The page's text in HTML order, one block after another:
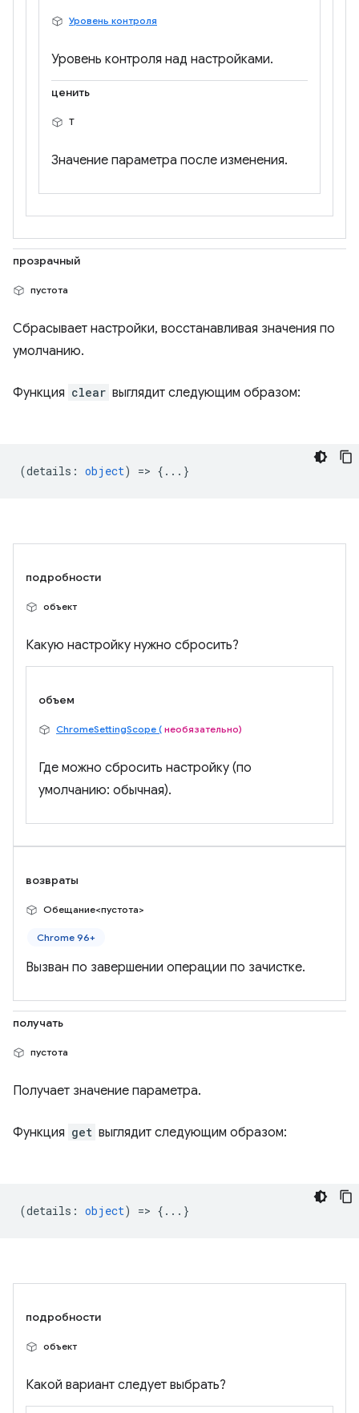
Уровень контроля
Уровень контроля над настройками.
ценить
Т
Значение параметра после изменения.
прозрачный
пустота
Сбрасывает настройки, восстанавливая значения по
умолчанию.
Функция clear выглядит следующим образом:
(details : object) => {...}
подробности
объект
Какую настройку нужно сбросить?
объем
ChromeSettingScope ( необязательно)
Где можно сбросить настройку (по
умолчанию: обычная).
возвраты
Обещание<пустота>
Chrome 96+
Вызван по завершении операции по зачистке.
получать
пустота
Получает значение параметра.
Функция get выглядит следующим образом:
(details : object) => {...}
подробности
объект
Какой вариант следует выбрать?